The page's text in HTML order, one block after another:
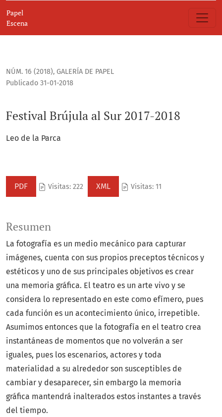
Papel
Escena
NÚM. 16 (2018), GALERÍA DE PAPEL
Festival Brújula al Sur 2017-2018
Publicado 31-01-2018
Leo de la Parca
PDF Visitas: 222 XML Visitas: 11
Resumen
La fotografía es un medio mecánico para capturar
imágenes, cuenta con sus propios preceptos técnicos y
estéticos y uno de sus principales objetivos es crear
una memoria gráfica. El teatro es un arte vivo y se
considera lo representado en este como efímero, pues
cada función es un acontecimiento único, irrepetible.
Asumimos entonces que la fotografía en el teatro crea
instantáneas de momentos que no volverán a ser
iguales, pues los escenarios, actores y toda
materialidad a su alrededor son susceptibles de
cambiar y desaparecer, sin embargo la memoria
gráfica mantendrá inalterados estos instantes a través
del tiempo.